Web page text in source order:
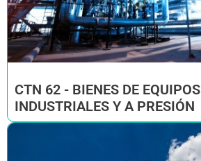
CTN 62 - BIENES DE EQUIPOS
INDUSTRIALES Y A PRESIÓN